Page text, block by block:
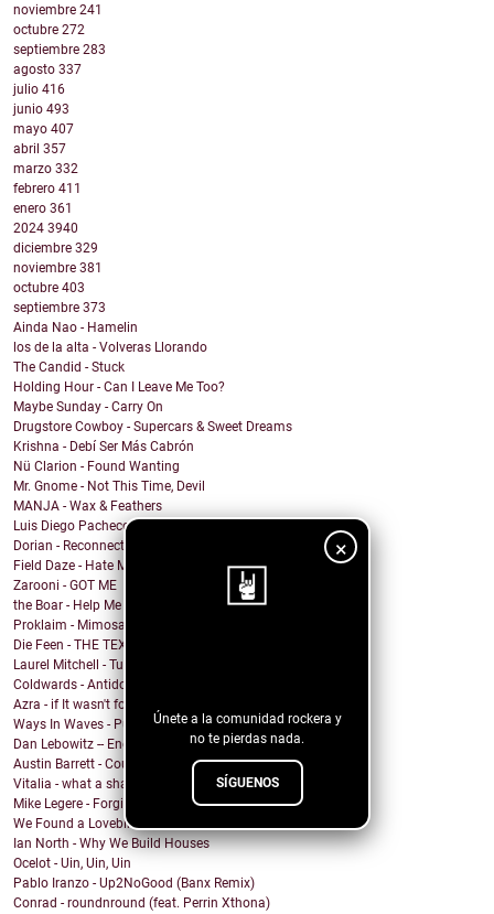
×
Únete a la comunidad rockera y
no te pierdas nada.
SÍGUENOS
noviembre 241
octubre 272
septiembre 283
agosto 337
julio 416
junio 493
mayo 407
abril 357
marzo 332
febrero 411
enero 361
2024 3940
diciembre 329
noviembre 381
octubre 403
septiembre 373
Ainda Nao - Hamelin
los de la alta - Volveras Llorando
The Candid - Stuck
Holding Hour - Can I Leave Me Too?
Maybe Sunday - Carry On
Drugstore Cowboy - Supercars & Sweet Dreams
Krishna - Debí Ser Más Cabrón
Nü Clarion - Found Wanting
Mr. Gnome - Not This Time, Devil
MANJA - Wax & Feathers
Luis Diego Pacheco - Magic Girl
Dorian - Reconnected
Field Daze - Hate Me
Zarooni - GOT ME
the Boar - Help Me
Proklaim - Mimosa
Die Feen - THE TEXAN
Laurel Mitchell - Tuesday, Parkway
Coldwards - Antidote
Azra - if It wasn't for you
Ways In Waves - Pulled to the Sky
Dan Lebowitz -- Enemies
Austin Barrett - Country Enuf
Vitalia - what a shame
Mike Legere - Forgiveness
We Found a Lovebird - 100%
Ian North - Why We Build Houses
Ocelot - Uin, Uin, Uin
Pablo Iranzo - Up2NoGood (Banx Remix)
Conrad - roundnround (feat. Perrin Xthona)